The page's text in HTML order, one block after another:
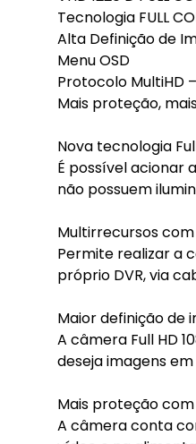
Tecnologia FULL
Alta Definição de
Menu OSD
Protocolo MultiHD
Mais proteção,
Nova tecnologia
É possível acionar
não possuem
Multirrecursos com
Permite realizar a
próprio DVR, via
Maior definição de
A câmera Full HD
deseja imagens
Mais proteção
A câmera conta